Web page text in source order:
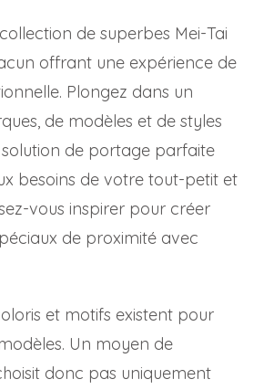
de superbes Mei-Tai
offrant une expérience de
Plongez dans un
de modèles et de styles
de portage parfaite
besoins de votre tout-petit et
vous inspirer pour créer
de proximité avec
et motifs existent pour
Un moyen de
donc pas uniquement